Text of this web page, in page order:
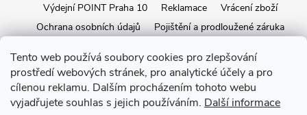
Tento web používá soubory cookies pro zlepšování
prostředí webových stránek, pro analytické účely a pro
cílenou reklamu. Dalším procházením tohoto webu
vyjadřujete souhlas s jejich používáním. Další informace
Výdejní POINT Praha 10
Reklamace
Vrácení zboží
Ochrana osobních údajů
Pojištění a prodloužené záruka
Copyright 2026iStage.cz. Všechna práva vyhrazena.Upravit nastavení
cookies